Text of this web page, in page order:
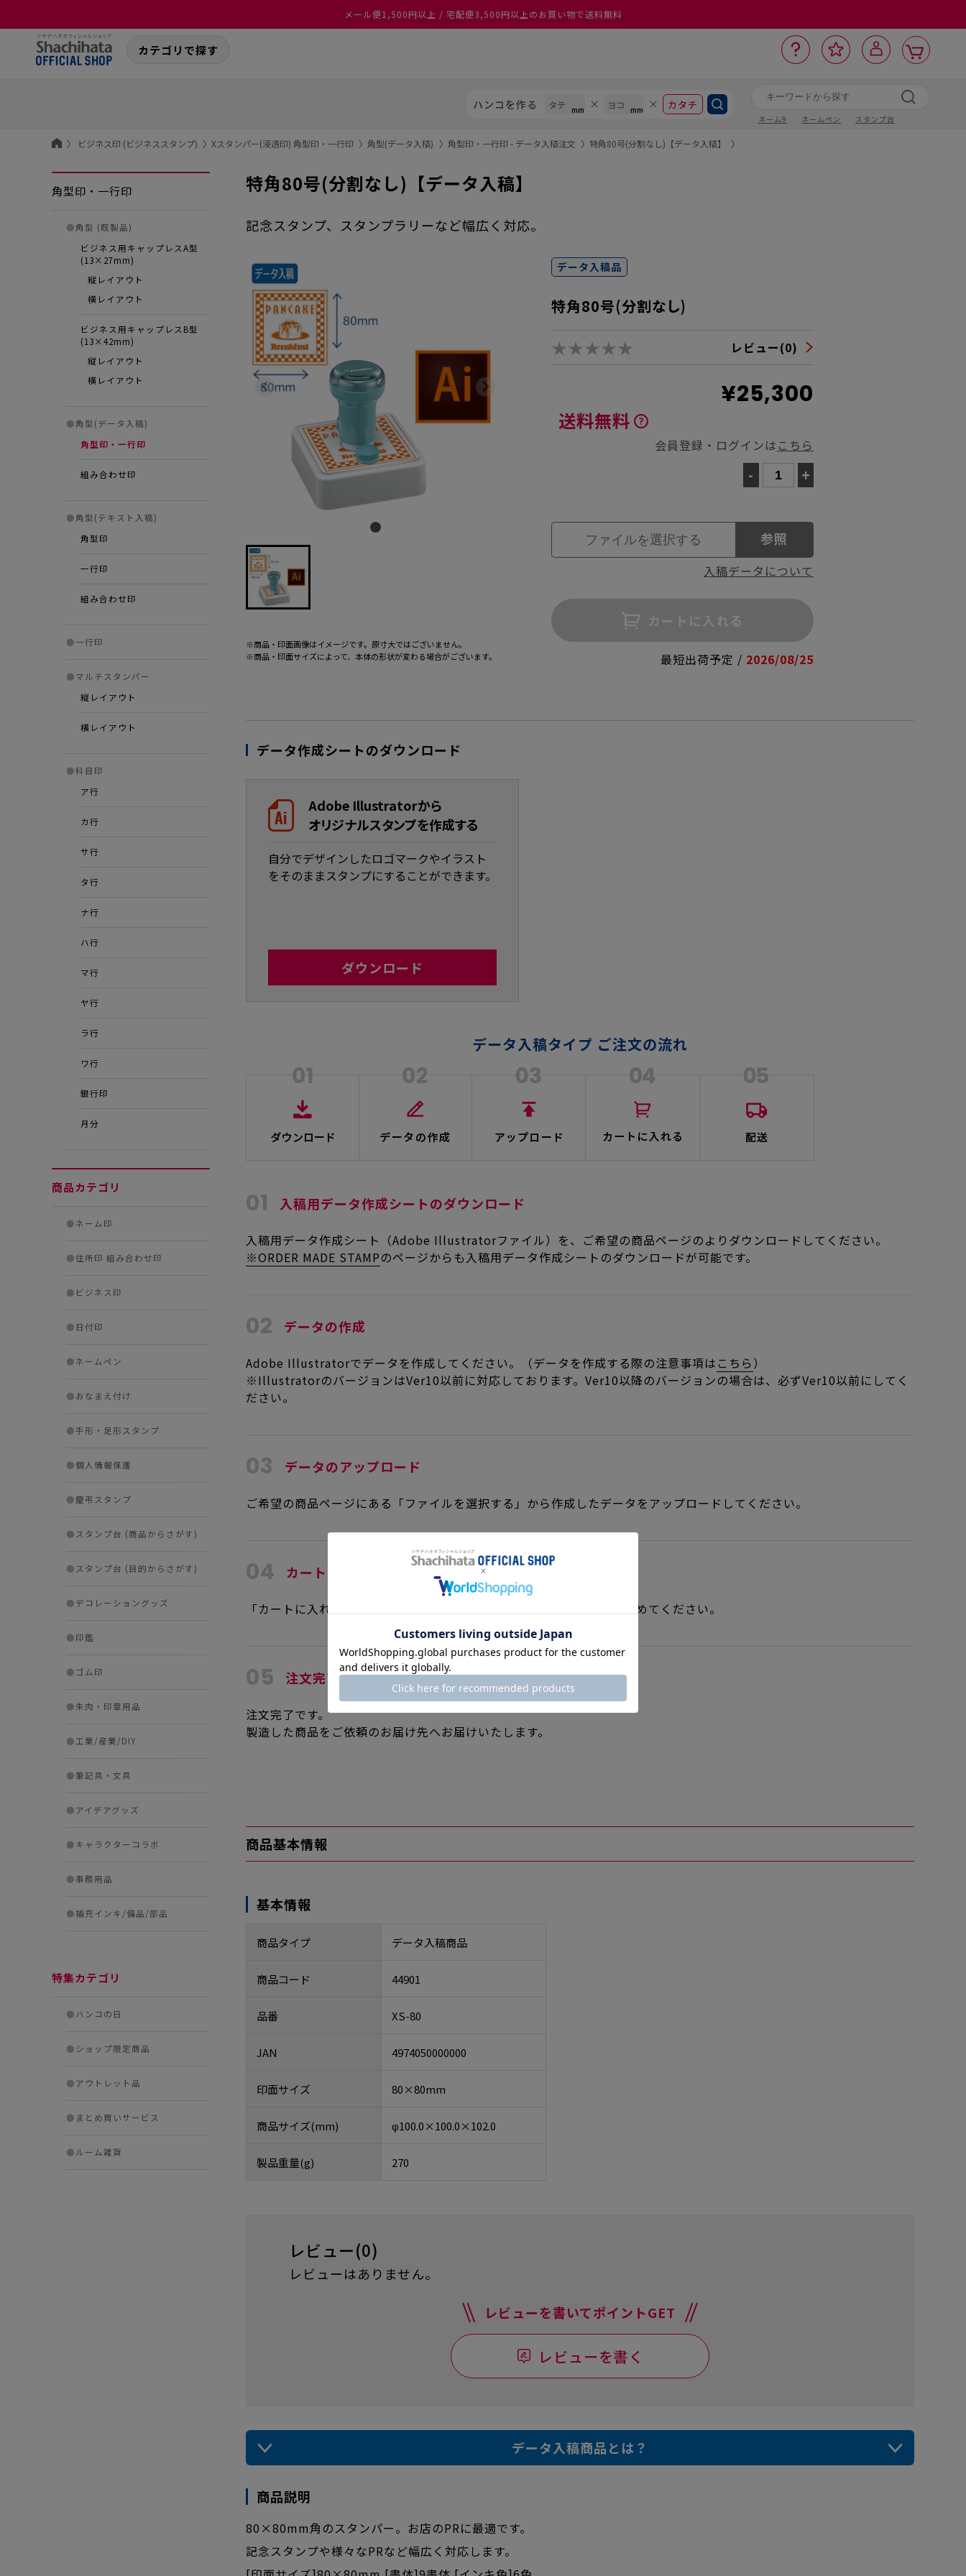
メール便1,500円以上 / 宅配便3,500円以上のお買い物で送料無料
カテゴリで探す
ハンコを作る カタチ
ネーム9 ネームペン スタンプ台
サ
ポ
ト
ー お
気
に
入
り
ロ
グ
イ
ン ト
ー
〉 ビジネス印 (ビジネススタンプ) 〉Xスタンパー(浸透印) 角型印・一行印 〉角型(データ入稿) 〉 角型印・一行印 - データ入稿注文 〉 特角80号(分割なし)【データ入稿】 〉
角型印・一行印
●角型 (既製品)
ビジネス用キャップレスA型
(13×27mm)
縦レイアウト
横レイアウト
ビジネス用キャップレスB型
(13×42mm)
縦レイアウト
横レイアウト
●角型(データ入稿)
角型印・一行印
組み合わせ印
●角型(テキスト入稿)
角型印
一行印
組み合わせ印
●一行印
●マルチスタンパー
縦レイアウト
横レイアウト
●科目印
ア行
カ行
サ行
タ行
ナ行
ハ行
マ行
ヤ行
ラ行
ワ行
銀行印
月分
商品カテゴリ
●ネーム印
●住所印 組み合わせ印
● ビジネス印
● 日付印
●ネームペン
●おなまえ付け
●手形・足形スタンプ
●個人情報保護
●慶弔スタンプ
● スタンプ台 (商品からさがす)
● スタンプ台 (目的からさがす)
●デコレーショングッズ
●印鑑
●ゴム印
●朱肉・印章用品
●工業/産業/DIY
●筆記具・文具
●アイデアグッズ
●キャラクターコラボ
●事務用品
●補充インキ/備品/部品
特集カテゴリ
●ハンコの日
●ショップ限定商品
●アウトレット品
● まとめ買いサービス
● ルーム雑貨
特角80号(分割なし)【データ入稿】
記念スタンプ、スタンプラリーなど幅広く対応。
※商品・印面画像はイメージです。原寸大ではございません。
※商品・印面サイズによって、本体の形状が変わる場合がございます。
データ入稿品
特角80号(分割なし)
★★★★★ レビュー(0)
¥25,300
送料無料
会員登録・ログインは こちら
- +
参照
入稿データについて
カートに入れる
最短出荷予定 / 2026/08/25
データ作成シートのダウンロード
Adobe Illustratorから
オリジナルスタンプを作成する
自分でデザインしたロゴマークやイラスト
をそのままスタンプにすることができます。
ダウンロード
データ入稿タイプ ご注文の流れ
01 入稿用データ作成シートのダウンロード
入稿用データ作成シート（Adobe Illustratorファイル）を、ご希望の商品ページのよりダウンロードしてください。
※ORDER MADE STAMPのページからも入稿用データ作成シートのダウンロードが可能です。
02 データの作成
Adobe Illustratorでデータを作成してください。（データを作成する際の注意事項は こちら）
※IllustratorのバージョンはVer10以前に対応しております。Ver10以降のバージョンの場合は、必ずVer10以前にしてく
ださい。
03 データのアップロード
ご希望の商品ページにある「ファイルを選択する」から作成したデータをアップロードしてください。
04 カートに入れる
「カートに入れる」ボタンをクリックし、案内に従って購入手続きを進めてください。
05 注文完了・配送
注文完了です。
製造した商品をご依頼のお届け先へお届けいたします。
商品基本情報
基本情報
商品タイプ データ入稿商品
商品コード 44901
品番 XS-80
JAN 4974050000000
印面サイズ 80×80mm
商品サイズ(mm) φ100.0×100.0×102.0
製品重量(g) 270
レビュー(0)
レビューはありません。
レビューを書いてポイントGET
レビューを書く
データ入稿商品とは？
商品説明
80×80mm角のスタンパー。お店のPRに最適です。
記念スタンプや様々なPRなど幅広く対応します。